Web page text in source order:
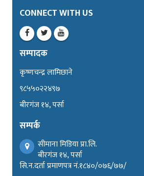
CONNECT WITH US
सम्पादक
कृष्णचन्द्र लामिछाने
९८५५०२२४९७
बीरगंज १४, पर्सा
सम्पर्क
सीमाना मिडिया प्रा.लि.
बीरगंज १४, पर्सा
सि.न.दर्ता प्रमाणपत्र नं.१८४०/०७६/७७/